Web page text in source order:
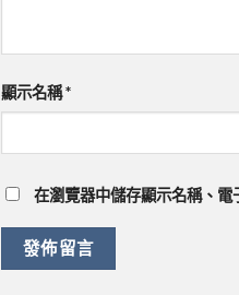
顯示名稱*
在瀏覽器中儲存顯示名稱、電